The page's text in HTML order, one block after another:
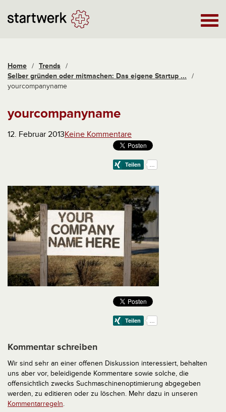
Home / Trends /
Selber gründen oder mitmachen: Das eigene Startup ...
/
yourcompanyname
yourcompanyname
12. Februar 2013Keine Kommentare
Kommentar schreiben
Wir sind sehr an einer offenen Diskussion interessiert, behalten
uns aber vor, beleidigende Kommentare sowie solche, die
offensichtlich zwecks Suchmaschinenoptimierung abgegeben
werden, zu editieren oder zu löschen. Mehr dazu in unseren
Kommentarregeln.